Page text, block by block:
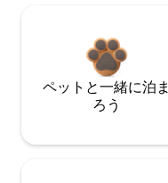
ペットと一緒に泊ま
ろう